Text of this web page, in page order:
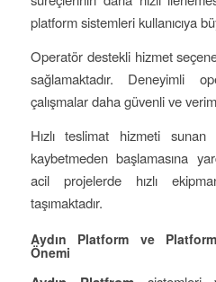
platform sistemleri kullanıcıya
Operatör destekli hizmet
sağlamaktadır. Deneyimli
çalışmalar daha güvenli ve
Hızlı teslimat hizmeti
kaybetmeden başlamasına
acil projelerde hızlı
taşımaktadır.
Aydın Platform ve
Önemi